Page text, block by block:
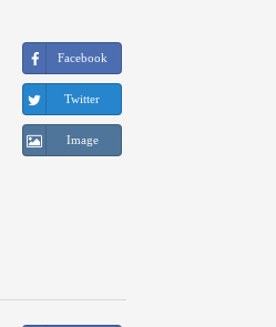
Facebook
Twitter
Image